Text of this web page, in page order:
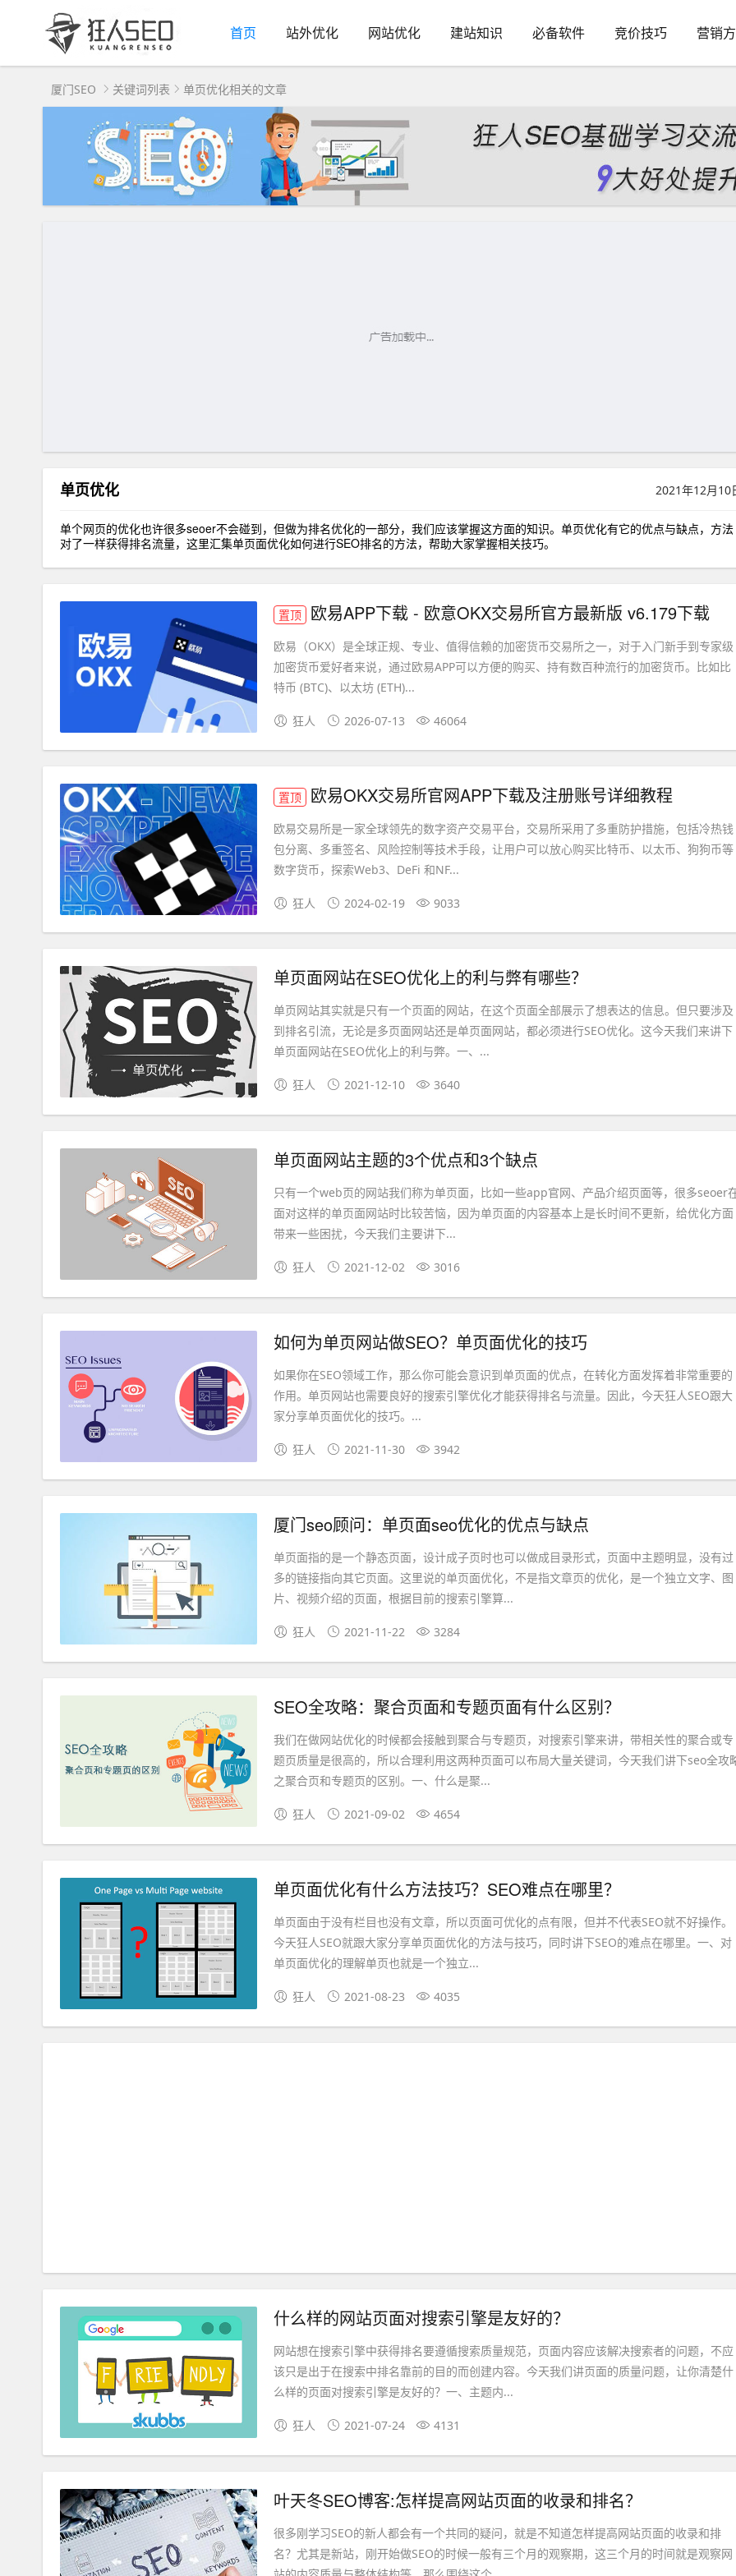
首页 站外优化 网站优化 建站知识 必备软件 竞价技巧 营销
厦门SEO 关键词列表 单页优化相关的文章
单页优化 2021年12月10
单个网页的优化也许很多seoer不会碰到，但做为排名优化的一部分，我们应该掌握这方面的知识。单页优化有它的优点与缺点，方法
对了一样获得排名流量，这里汇集单页面优化如何进行SEO排名的方法，帮助大家掌握相关技巧。
置顶 欧易APP下载 - 欧意OKX交易所官方最新版 v6.179下载
欧易（OKX）是全球正规、专业、值得信赖的加密货币交易所之一，对于入门新手到专家级
加密货币爱好者来说，通过欧易APP可以方便的购买、持有数百种流行的加密货币。比如比
特币 (BTC)、以太坊 (ETH)...
狂人 2026-07-13 46064
置顶 欧易OKX交易所官网APP下载及注册账号详细教程
欧易交易所是一家全球领先的数字资产交易平台，交易所采用了多重防护措施，包括冷热钱
包分离、多重签名、风险控制等技术手段，让用户可以放心购买比特币、以太币、狗狗币等
数字货币，探索Web3、DeFi 和NF...
狂人 2024-02-19 9033
单页面网站在SEO优化上的利与弊有哪些？
单页网站其实就是只有一个页面的网站，在这个页面全部展示了想表达的信息。但只要涉及
到排名引流，无论是多页面网站还是单页面网站，都必须进行SEO优化。这今天我们来讲下
单页面网站在SEO优化上的利与弊。一、...
狂人 2021-12-10 3640
单页面网站主题的3个优点和3个缺点
只有一个web页的网站我们称为单页面，比如一些app官网、产品介绍页面等，很多seoer
面对这样的单页面网站时比较苦恼，因为单页面的内容基本上是长时间不更新，给优化方面
带来一些困扰，今天我们主要讲下...
狂人 2021-12-02 3016
如何为单页网站做SEO？单页面优化的技巧
如果你在SEO领域工作，那么你可能会意识到单页面的优点，在转化方面发挥着非常重要的
作用。单页网站也需要良好的搜索引擎优化才能获得排名与流量。因此，今天狂人SEO跟大
家分享单页面优化的技巧。...
狂人 2021-11-30 3942
厦门seo顾问：单页面seo优化的优点与缺点
单页面指的是一个静态页面，设计成子页时也可以做成目录形式，页面中主题明显，没有过
多的链接指向其它页面。这里说的单页面优化，不是指文章页的优化，是一个独立文字、图
片、视频介绍的页面，根据目前的搜索引擎算...
狂人 2021-11-22 3284
SEO全攻略：聚合页面和专题页面有什么区别？
我们在做网站优化的时候都会接触到聚合与专题页，对搜索引擎来讲，带相关性的聚合或专
题页质量是很高的，所以合理利用这两种页面可以布局大量关键词，今天我们讲下seo全攻
之聚合页和专题页的区别。一、什么是聚...
狂人 2021-09-02 4654
单页面优化有什么方法技巧？SEO难点在哪里？
单页面由于没有栏目也没有文章，所以页面可优化的点有限，但并不代表SEO就不好操作。
今天狂人SEO就跟大家分享单页面优化的方法与技巧，同时讲下SEO的难点在哪里。一、对
单页面优化的理解单页也就是一个独立...
狂人 2021-08-23 4035
什么样的网站页面对搜索引擎是友好的？
网站想在搜索引擎中获得排名要遵循搜索质量规范，页面内容应该解决搜索者的问题，不应
该只是出于在搜索中排名靠前的目的而创建内容。今天我们讲页面的质量问题，让你清楚什
么样的页面对搜索引擎是友好的？一、主题内...
狂人 2021-07-24 4131
叶天冬SEO博客:怎样提高网站页面的收录和排名？
很多刚学习SEO的新人都会有一个共同的疑问，就是不知道怎样提高网站页面的收录和排
名？尤其是新站，刚开始做SEO的时候一般有三个月的观察期，这三个月的时间就是观察网